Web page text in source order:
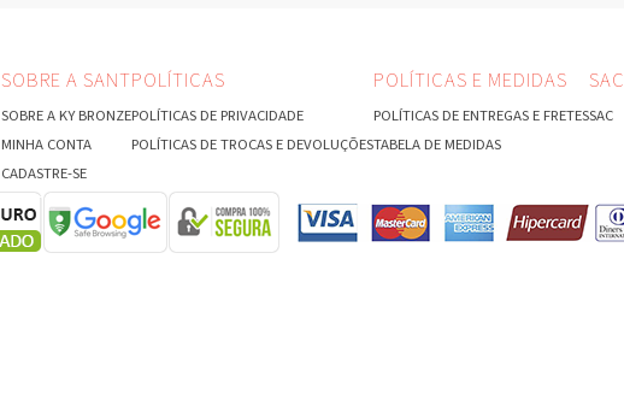
SOBRE A SANT
SOBRE A KY BRONZE
MINHA CONTA
CADASTRE-SE
POLÍTICAS
POLÍTICAS DE PRIVACIDADE
POLÍTICAS DE TROCAS E DEVOLUÇÕES
POLÍTICAS E MEDIDAS
POLÍTICAS DE ENTREGAS E FRETES
TABELA DE MEDIDAS
SAC
SAC